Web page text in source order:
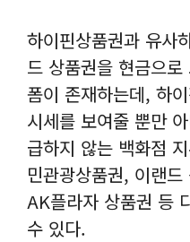
하이핀상품권과 유사
드 상품권을 현금으
폼이 존재하는데, 하
시세를 보여줄 뿐만
급하지 않는 백화점
민관광상품권, 이랜
AK플라자 상품권 등
수 있다.